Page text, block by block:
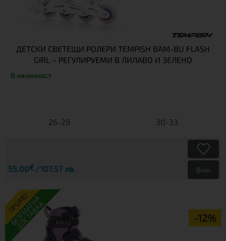
ДЕТСКИ СВЕТЕЩИ РОЛЕРИ TEMPISH BAM-BU FLASH
GIRL – РЕГУЛИРУЕМИ В ЛИЛАВО И ЗЕЛЕНО
В наличност
26-29 30-33
55.00€ 107.57 лв. Виж
ПРОМО
-12%
БЕЗПЛАТНА
ДОСТАВКА